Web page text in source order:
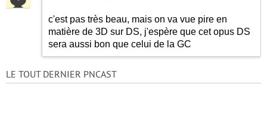
c'est pas très beau, mais on va vue pire en
matière de 3D sur DS, j'espère que cet opus DS
sera aussi bon que celui de la GC
LE TOUT DERNIER PNCAST